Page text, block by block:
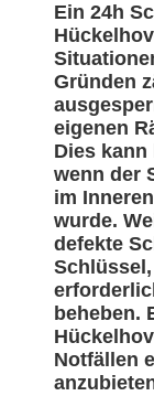
Ein 24h
Gründen
eigenen
Dies
wenn der
im
wurde.
defekte
beheben.
Notfällen